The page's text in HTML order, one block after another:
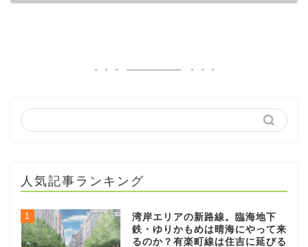
人気記事ランキング
1
湾岸エリアの新路線。臨海地下
鉄・ゆりかもめは晴海にやって来
るのか？有楽町線は住吉に延びる